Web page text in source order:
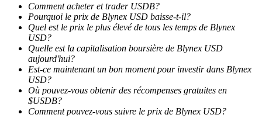
Information
Analyse de mégadonnées, y compris des informations
commerciales, etc.
Comment acheter et trader USDB?
Pourquoi le prix de Blynex USD baisse-t-il?
Quel est le prix le plus élevé de tous les temps de Blynex
USD?
Quelle est la capitalisation boursière de Blynex USD
aujourd'hui?
Est-ce maintenant un bon moment pour investir dans Blynex
USD?
Où pouvez-vous obtenir des récompenses gratuites en
$USDB?
Comment pouvez-vous suivre le prix de Blynex USD?